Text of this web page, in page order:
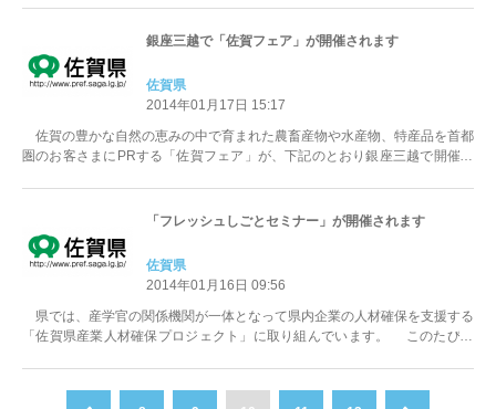
銀座三越で「佐賀フェア」が開催されます
佐賀県
2014年01月17日 15:17
佐賀の豊かな自然の恵みの中で育まれた農畜産物や水産物、特産品を首都
圏のお客さまにPRする「佐賀フェア」が、下記のとおり銀座三越で開催さ
「フレッシュしごとセミナー」が開催されます
佐賀県
2014年01月16日 09:56
県では、産学官の関係機関が一体となって県内企業の人材確保を支援する
「佐賀県産業人材確保プロジェクト」に取り組んでいます。 このたび、